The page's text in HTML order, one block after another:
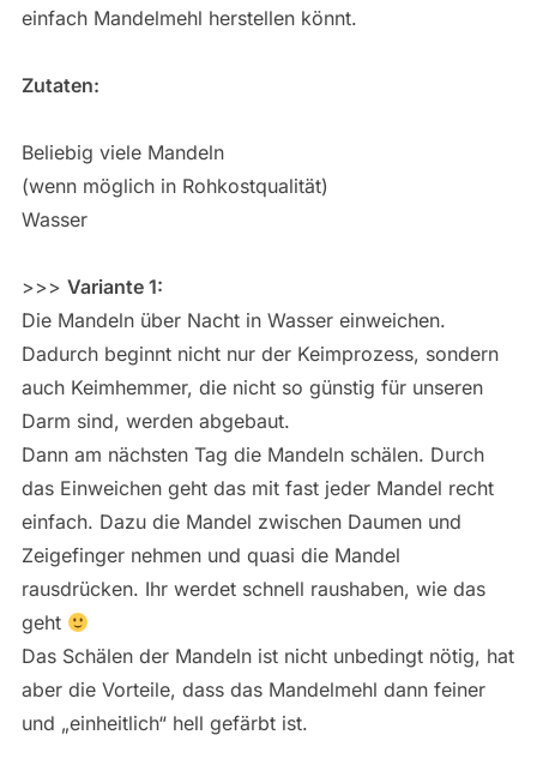
einfach Mandelmehl herstellen könnt.
Zutaten:
Beliebig viele Mandeln
(wenn möglich in Rohkostqualität)
Wasser
>>> Variante 1:
Die Mandeln über Nacht in Wasser einweichen.
Dadurch beginnt nicht nur der Keimprozess, sondern
auch Keimhemmer, die nicht so günstig für unseren
Darm sind, werden abgebaut.
Dann am nächsten Tag die Mandeln schälen. Durch
das Einweichen geht das mit fast jeder Mandel recht
einfach. Dazu die Mandel zwischen Daumen und
Zeigefinger nehmen und quasi die Mandel
rausdrücken. Ihr werdet schnell raushaben, wie das
geht
Das Schälen der Mandeln ist nicht unbedingt nötig, hat
aber die Vorteile, dass das Mandelmehl dann feiner
und „einheitlich“ hell gefärbt ist.